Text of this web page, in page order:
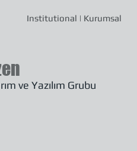
Institutional | Kurumsal
ve Yazılım Grubu